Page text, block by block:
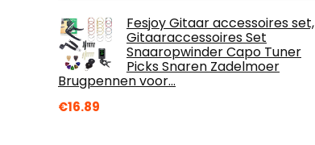
Fesjoy Gitaar accessoires set,
Gitaaraccessoires Set
Snaaropwinder Capo Tuner
Picks Snaren Zadelmoer
Brugpennen voor…
€16.89